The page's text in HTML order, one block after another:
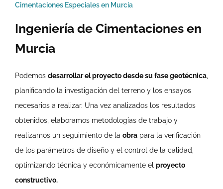
Cimentaciones Especiales en Murcia
Ingeniería de Cimentaciones en
Murcia
Podemos desarrollar el proyecto desde su fase geotécnica
planificando la investigación del terreno y los ensayos
necesarios a realizar. Una vez analizados los resultados
obtenidos, elaboramos metodologías de trabajo y
realizamos un seguimiento de la obra para la verificación
de los parámetros de diseño y el control de la calidad,
optimizando técnica y económicamente el proyecto
constructivo.